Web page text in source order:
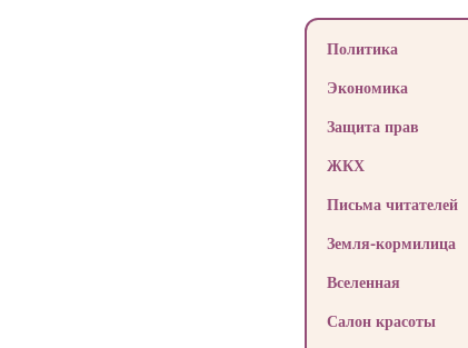
Политика
Экономика
Защита прав
ЖКХ
Письма читателей
Земля-кормилица
Вселенная
Салон красоты